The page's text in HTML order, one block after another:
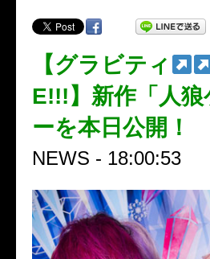
【グラビティ
E!!!】新作「人
ーを本日公開！
NEWS - 18:00:53